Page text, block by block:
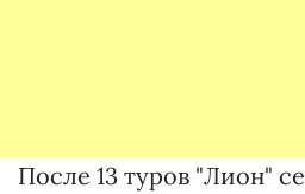
После 13 туров "Лион"